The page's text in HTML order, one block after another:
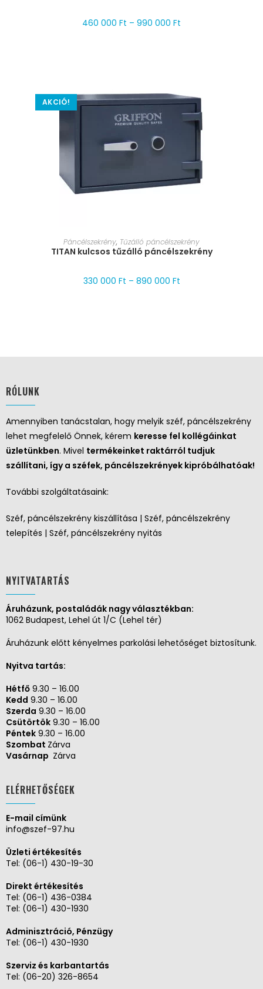
460 000 Ft – 990 000 Ft
AKCIÓ!
MÉRET VÁLASZTÁSA
Páncélszekrény, Tűzálló páncélszekrény
TITAN kulcsos tűzálló páncélszekrény
330 000 Ft – 890 000 Ft
RÓLUNK
Amennyiben tanácstalan, hogy melyik széf, páncélszekrény
lehet megfelelő Önnek, kérem keresse fel kollégáinkat
üzletünkben. Mivel termékeinket raktárról tudjuk
szállítani, így a széfek, páncélszekrények kipróbálhatóak!
További szolgáltatásaink:
Széf, páncélszekrény kiszállítása | Széf, páncélszekrény
telepítés | Széf, páncélszekrény nyitás
NYITVATARTÁS
Áruházunk, postaládák nagy választékban:
1062 Budapest, Lehel út 1/C (Lehel tér)
Áruházunk előtt kényelmes parkolási lehetőséget biztosítunk.
Nyitva tartás:
Hétfő 9.30 – 16.00
Kedd 9.30 – 16.00
Szerda 9.30 – 16.00
Csütörtök 9.30 – 16.00
Péntek 9.30 – 16.00
Szombat Zárva
Vasárnap Zárva
ELÉRHETŐSÉGEK
E-mail címünk
info@szef-97.hu
Üzleti értékesítés
Tel: (06-1) 430-19-30
Direkt értékesítés
Tel: (06-1) 436-0384
Tel: (06-1) 430-1930
Adminisztráció, Pénzügy
Tel: (06-1) 430-1930
Szerviz és karbantartás
Tel: (06-20) 326-8654